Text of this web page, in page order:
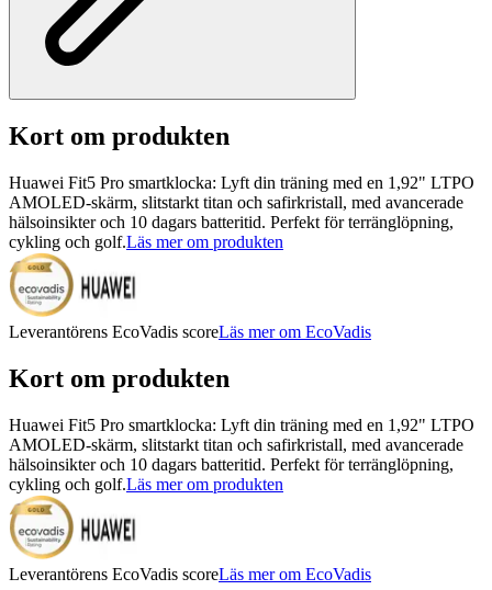
Kort om produkten
Huawei Fit5 Pro smartklocka: Lyft din träning med en 1,92" LTPO
AMOLED-skärm, slitstarkt titan och safirkristall, med avancerade
hälsoinsikter och 10 dagars batteritid. Perfekt för terränglöpning,
cykling och golf.Läs mer om produkten
Leverantörens EcoVadis scoreLäs mer om EcoVadis
Kort om produkten
Huawei Fit5 Pro smartklocka: Lyft din träning med en 1,92" LTPO
AMOLED-skärm, slitstarkt titan och safirkristall, med avancerade
hälsoinsikter och 10 dagars batteritid. Perfekt för terränglöpning,
cykling och golf.Läs mer om produkten
Leverantörens EcoVadis scoreLäs mer om EcoVadis